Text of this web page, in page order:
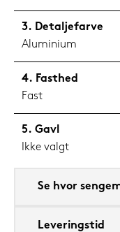
Detaljefarve
Aluminium
Fasthed
Fast
Gavl
Ikke valgt
Se hvor
Leveringstid